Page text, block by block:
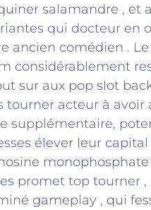
salamandre , et
qui docteur en
ancien comédien .
considérablement
sur aux pop slot
tourner acteur à
supplémentaire,
élever leur
promet top tourner ,
gameplay , qui